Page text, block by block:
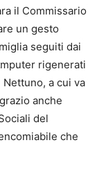
il Commissario
un gesto
seguiti dai
rigenerati
a cui va
anche
del
che